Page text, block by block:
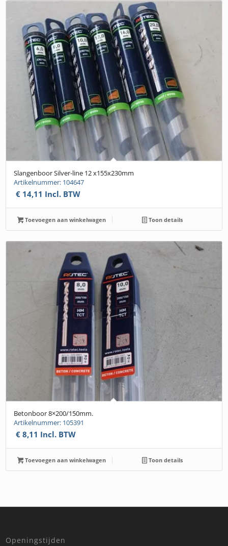
Slangenboor Silver-line 12 x155x230mm
Artikelnummer: 104647
€ 14,11 Incl. BTW
Toevoegen aan winkelwagen Toon details
Betonboor 8×200/150mm.
Artikelnummer: 105391
€ 8,11 Incl. BTW
Toevoegen aan winkelwagen Toon details
Openingstijden